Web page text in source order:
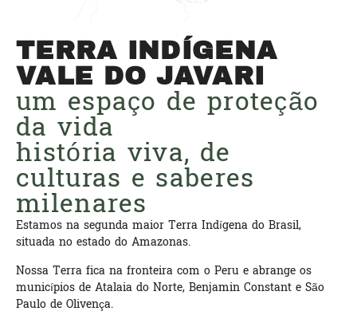
TERRA INDÍGENA
VALE DO JAVARI
um espaço de proteção
da vida
história viva, de
culturas e saberes
milenares
Estamos na segunda maior Terra Indígena do Brasil,
situada no estado do Amazonas.
Nossa Terra fica na fronteira com o Peru e abrange os
municípios de Atalaia do Norte, Benjamin Constant e São
Paulo de Olivença.